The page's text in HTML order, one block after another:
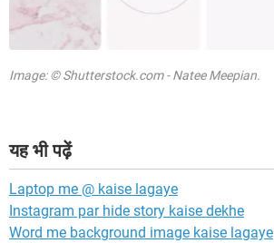
Image: © Shutterstock.com - Natee Meepian.
यह भी पढ़ें
Laptop me @ kaise lagaye
Instagram par hide story kaise dekhe
Word me background image kaise lagaye